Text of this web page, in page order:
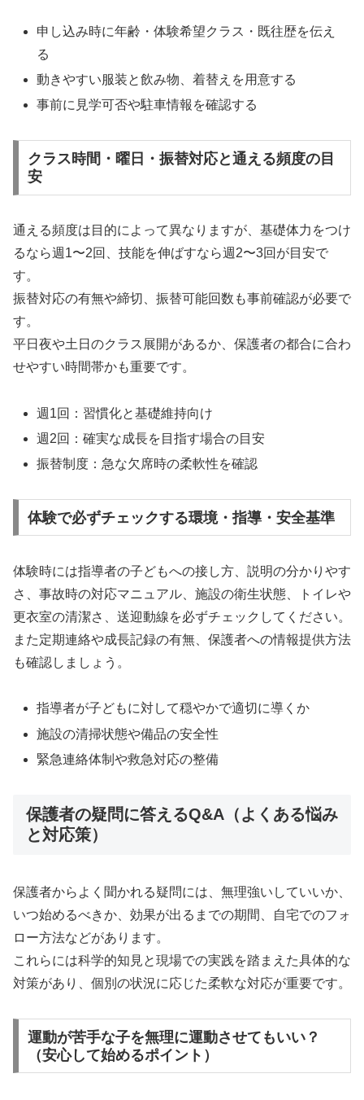
申し込み時に年齢・体験希望クラス・既往歴を伝え
る
動きやすい服装と飲み物、着替えを用意する
事前に見学可否や駐車情報を確認する
クラス時間・曜日・振替対応と通える頻度の目
安
通える頻度は目的によって異なりますが、基礎体力をつけ
るなら週1〜2回、技能を伸ばすなら週2〜3回が目安で
す。
振替対応の有無や締切、振替可能回数も事前確認が必要で
す。
平日夜や土日のクラス展開があるか、保護者の都合に合わ
せやすい時間帯かも重要です。
週1回：習慣化と基礎維持向け
週2回：確実な成長を目指す場合の目安
振替制度：急な欠席時の柔軟性を確認
体験で必ずチェックする環境・指導・安全基準
体験時には指導者の子どもへの接し方、説明の分かりやす
さ、事故時の対応マニュアル、施設の衛生状態、トイレや
更衣室の清潔さ、送迎動線を必ずチェックしてください。
また定期連絡や成長記録の有無、保護者への情報提供方法
も確認しましょう。
指導者が子どもに対して穏やかで適切に導くか
施設の清掃状態や備品の安全性
緊急連絡体制や救急対応の整備
保護者の疑問に答えるQ&A（よくある悩み
と対応策）
保護者からよく聞かれる疑問には、無理強いしていいか、
いつ始めるべきか、効果が出るまでの期間、自宅でのフォ
ロー方法などがあります。
これらには科学的知見と現場での実践を踏まえた具体的な
対策があり、個別の状況に応じた柔軟な対応が重要です。
運動が苦手な子を無理に運動させてもいい？
（安心して始めるポイント）